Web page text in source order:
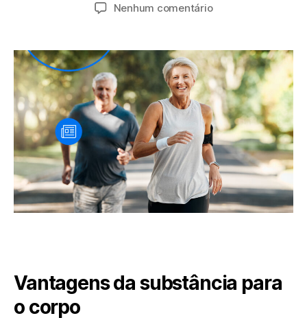
Nenhum comentário
Vantagens da substância para
o corpo